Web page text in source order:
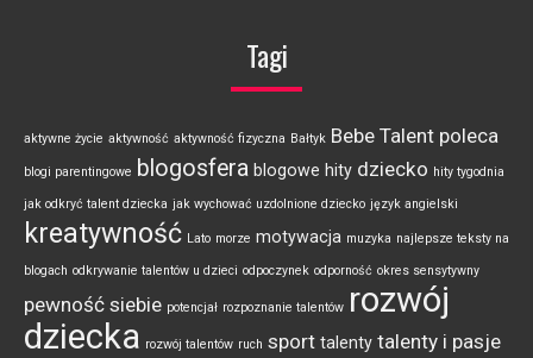
Tagi
aktywne życie aktywność aktywność fizyczna Bałtyk Bebe Talent poleca
blogi parentingowe blogosfera blogowe hity dziecko hity tygodnia
jak odkryć talent dziecka jak wychować uzdolnione dziecko język angielski
kreatywność Lato morze motywacja muzyka najlepsze teksty na
blogach odkrywanie talentów u dzieci odpoczynek odporność okres sensytywny
pewność siebie potencjał rozpoznanie talentów rozwój
dziecka rozwój talentów ruch sport talenty talenty i pasje